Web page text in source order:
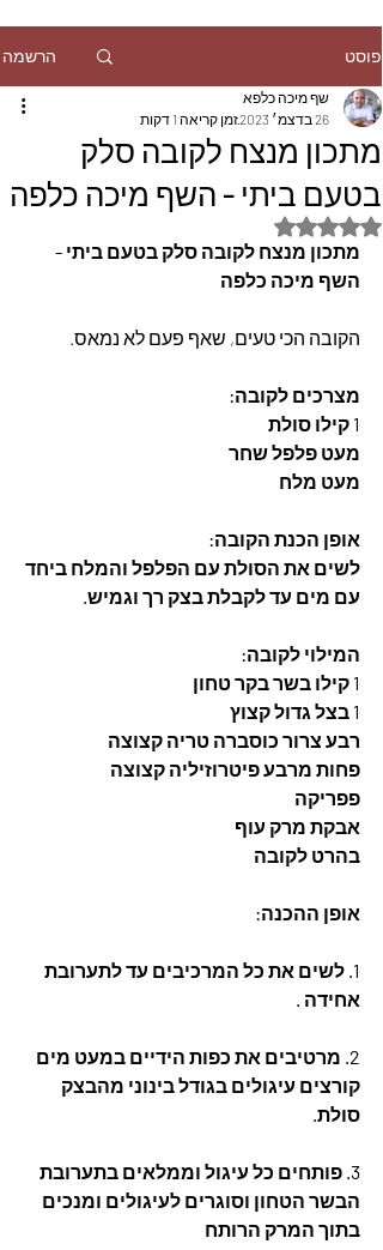
פוסט הרשמה
מתכון מנצח לקובה סלק
בטעם ביתי - השף מיכה כלפה
שף מיכה כלפא
26 בדצמ׳ 2023
זמן קריאה 1 דקות
דירוג של NaN מתוך 5 כוכבים
מתכון מנצח לקובה סלק בטעם ביתי -
השף מיכה כלפה
הקובה הכי טעים, שאף פעם לא נמאס.
מצרכים לקובה:
1 קילו סולת
מעט פלפל שחר
מעט מלח
אופן הכנת הקובה:
לשים את הסולת עם הפלפל והמלח ביחד
עם מים עד לקבלת בצק רך וגמיש.
המילוי לקובה:
1 קילו בשר בקר טחון
1 בצל גדול קצוץ
רבע צרור כוסברה טריה קצוצה
פחות מרבע פיטרוזיליה קצוצה
פפריקה
אבקת מרק עוף
בהרט לקובה
אופן ההכנה:
1. לשים את כל המרכיבים עד לתערובת
אחידה .
2. מרטיבים את כפות הידיים במעט מים
קורצים עיגולים בגודל בינוני מהבצק
סולת.
3. פותחים כל עיגול וממלאים בתערובת
הבשר הטחון וסוגרים לעיגולים ומנכים
בתוך המרק הרותח